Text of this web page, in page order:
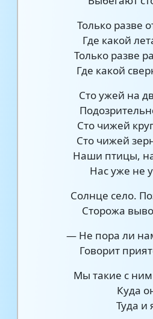
Только разве
Где какой
Только разве
Где какой
Сто ужей на
Сто чижей
Сто чижей
Наши птицы,
Нас уже не
Солнце село.
Сторожа
— Не пора ли
Говорит
Мы такие с
Куда
Туда и